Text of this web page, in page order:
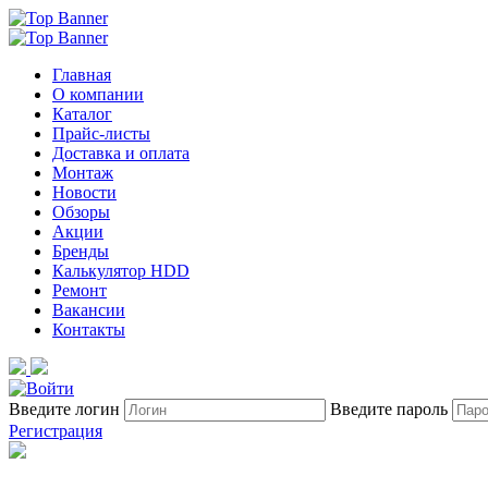
Главная
О компании
Каталог
Прайс-листы
Доставка и оплата
Монтаж
Новости
Обзоры
Акции
Бренды
Калькулятор HDD
Ремонт
Вакансии
Контакты
Введите логин Введите пароль
Регистрация